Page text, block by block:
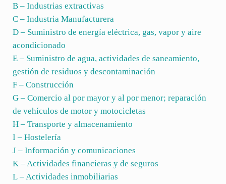
B – Industrias extractivas
C – Industria Manufacturera
D – Suministro de energía eléctrica, gas, vapor y aire
acondicionado
E – Suministro de agua, actividades de saneamiento,
gestión de residuos y descontaminación
F – Construcción
G – Comercio al por mayor y al por menor; reparación
de vehículos de motor y motocicletas
H – Transporte y almacenamiento
I – Hostelería
J – Información y comunicaciones
K – Actividades financieras y de seguros
L – Actividades inmobiliarias